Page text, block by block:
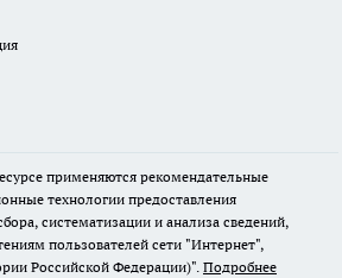
применяются рекомендательные
технологии предоставления
систематизации и анализа сведений,
пользователей сети "Интернет",
Российской Федерации)". Подробнее